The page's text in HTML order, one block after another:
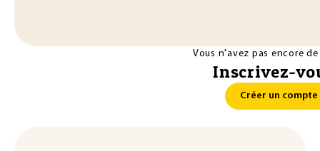
Vous n'avez pas encore
Inscrivez-
Créer un compte